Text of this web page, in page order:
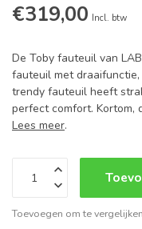
€319,00 Incl. btw
De Toby fauteuil van
fauteuil met
trendy fauteuil heeft
perfect comfort. Kortom,
Lees meer.
Toevoegen om te vergelijken